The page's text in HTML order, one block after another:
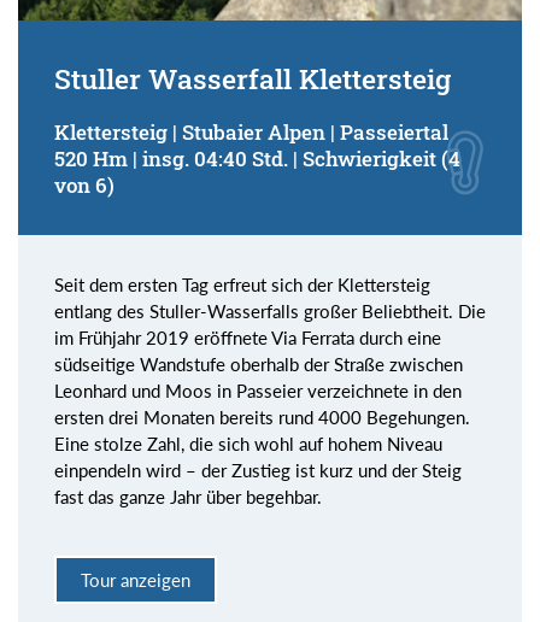
Stuller Wasserfall Klettersteig
Klettersteig | Stubaier Alpen | Passeiertal
520 Hm | insg. 04:40 Std. | Schwierigkeit (4
von 6)
Seit dem ersten Tag erfreut sich der Klettersteig
entlang des Stuller-Wasserfalls großer Beliebtheit. Die
im Frühjahr 2019 eröffnete Via Ferrata durch eine
südseitige Wandstufe oberhalb der Straße zwischen
Leonhard und Moos in Passeier verzeichnete in den
ersten drei Monaten bereits rund 4000 Begehungen.
Eine stolze Zahl, die sich wohl auf hohem Niveau
einpendeln wird – der Zustieg ist kurz und der Steig
fast das ganze Jahr über begehbar.
Tour anzeigen